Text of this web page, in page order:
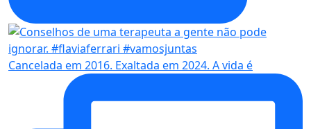
Cancelada em 2016. Exaltada em 2024. A vida é